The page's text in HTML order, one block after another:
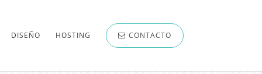
DISEÑO HOSTING CONTACTO